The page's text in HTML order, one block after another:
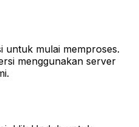
untuk mulai memproses.
menggunakan server